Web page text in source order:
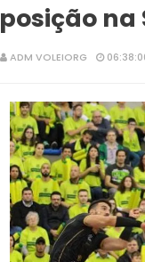
posição na
ADM VOLEIORG